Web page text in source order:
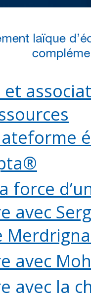
force
avec
avec
avec la